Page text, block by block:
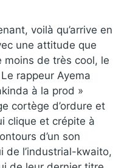
voilà qu’arrive en
une attitude que
moins de très cool, le
rappeur Ayema
à la prod »
cortège d’ordure et
clique et crépite à
d’un son
de l’industrial-kwaito,